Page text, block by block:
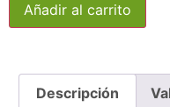
Añadir al carrito
Descripción